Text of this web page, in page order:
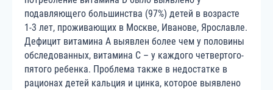
подавляющего большинства (97%) детей в возрасте
1-3 лет, проживающих в Москве, Иванове, Ярославле.
Дефицит витамина А выявлен более чем у половины
обследованных, витамина С – у каждого четвертого-
пятого ребенка. Проблема также в недостатке в
рационах детей кальция и цинка, которое выявлено